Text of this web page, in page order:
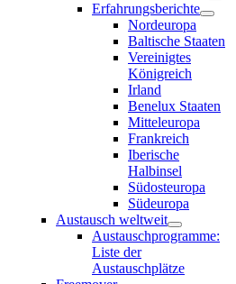
Erfahrungsberichte
Nordeuropa
Baltische Staaten
Vereinigtes
Königreich
Irland
Benelux Staaten
Mitteleuropa
Frankreich
Iberische
Halbinsel
Südosteuropa
Südeuropa
Austausch weltweit
Austauschprogramme:
Liste der
Austauschplätze